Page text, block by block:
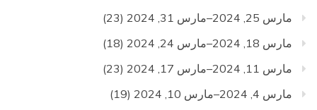
مارس 25, 2024–مارس 31, 2024
(23)
مارس 18, 2024–مارس 24, 2024
(18)
مارس 11, 2024–مارس 17, 2024
(23)
مارس 4, 2024–مارس 10, 2024
(19)